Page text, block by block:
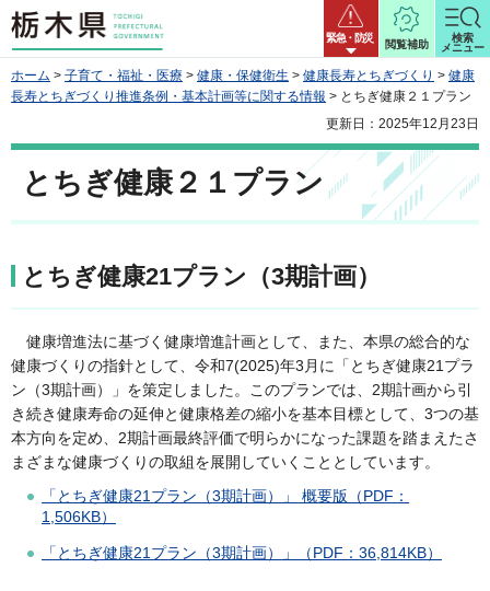
栃木県 緊急・防災
閲覧補助
検索
メニュー
ホーム > 子育て・福祉・医療 > 健康・保健衛生 > 健康長寿とちぎづくり > 健康
長寿とちぎづくり推進条例・基本計画等に関する情報 > とちぎ健康２１プラン
更新日：2025年12月23日
とちぎ健康２１プラン
とちぎ健康21プラン（3期計画）
健康増進法に基づく健康増進計画として、また、本県の総合的な
健康づくりの指針として、令和7(2025)年3月に「とちぎ健康21プラ
ン（3期計画）」を策定しました。このプランでは、2期計画から引
き続き健康寿命の延伸と健康格差の縮小を基本目標として、3つの基
本方向を定め、2期計画最終評価で明らかになった課題を踏まえたさ
まざまな健康づくりの取組を展開していくこととしています。
「とちぎ健康21プラン（3期計画）」 概要版（PDF：
1,506KB）
「とちぎ健康21プラン（3期計画）」（PDF：36,814KB）